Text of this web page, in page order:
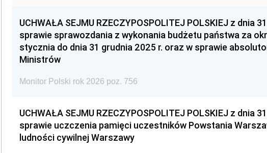
UCHWAŁA SEJMU RZECZYPOSPOLITEJ POLSKIEJ z dnia
sprawie sprawozdania z wykonania budżetu państwa za
stycznia do dnia 31 grudnia 2025 r. oraz w sprawie
Ministrów
Monitor Polski rok 2026 poz. 756
UCHWAŁA SEJMU RZECZYPOSPOLITEJ POLSKIEJ z dnia
sprawie uczczenia pamięci uczestników Powstania
ludności cywilnej Warszawy